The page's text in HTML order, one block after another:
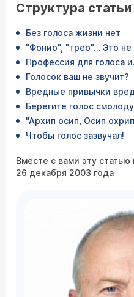
Структура статьи
Без голоса жизни нет
"Фонио", "трео"… Это не
Профессия для голоса
Голосок ваш не звучит?
Вредные привычки
Берегите голос смолоду
"Архип осип, Осип
Чтобы голос зазвучал!
Вместе с вами эту статью
26 декабря 2003 года